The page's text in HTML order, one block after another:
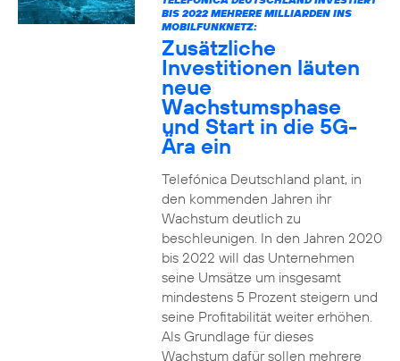
BIS 2022 MEHRERE MILLIARDEN INS
MOBILFUNKNETZ:
Zusätzliche
Investitionen läuten
neue
Wachstumsphase
und Start in die 5G-
Ära ein
Telefónica Deutschland plant, in
den kommenden Jahren ihr
Wachstum deutlich zu
beschleunigen. In den Jahren 2020
bis 2022 will das Unternehmen
seine Umsätze um insgesamt
mindestens 5 Prozent steigern und
seine Profitabilität weiter erhöhen.
Als Grundlage für dieses
Wachstum dafür sollen mehrere